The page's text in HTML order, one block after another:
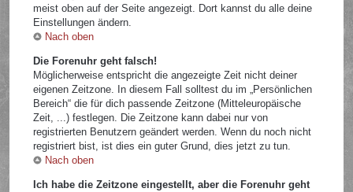
meist oben auf der Seite angezeigt. Dort kannst du alle deine
Einstellungen ändern.
Nach oben
Die Forenuhr geht falsch!
Möglicherweise entspricht die angezeigte Zeit nicht deiner
eigenen Zeitzone. In diesem Fall solltest du im „Persönlichen
Bereich“ die für dich passende Zeitzone (Mitteleuropäische
Zeit, ...) festlegen. Die Zeitzone kann dabei nur von
registrierten Benutzern geändert werden. Wenn du noch nicht
registriert bist, ist dies ein guter Grund, dies jetzt zu tun.
Nach oben
Ich habe die Zeitzone eingestellt, aber die Forenuhr geht